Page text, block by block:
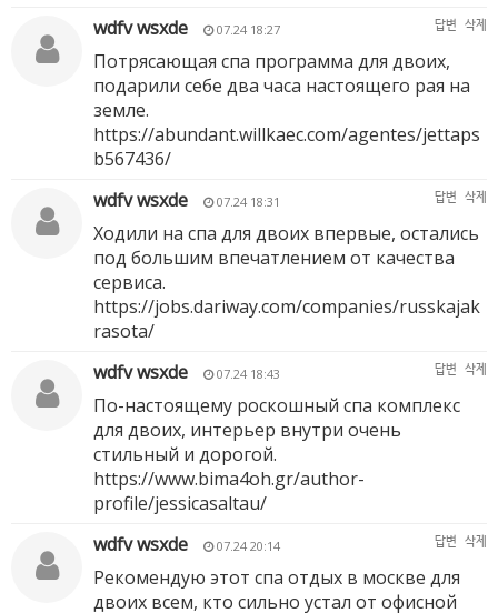
wdfv wsxde
07.24 18:27 답변 삭제
Потрясающая спа программа для двоих,
подарили себе два часа настоящего рая на
земле.
https://abundant.willkaec.com/agentes/jettaps
b567436/
wdfv wsxde
07.24 18:31 답변 삭제
Ходили на спа для двоих впервые, остались
под большим впечатлением от качества
сервиса.
https://jobs.dariway.com/companies/russkajak
rasota/
wdfv wsxde
07.24 18:43 답변 삭제
По-настоящему роскошный спа комплекс
для двоих, интерьер внутри очень
стильный и дорогой.
https://www.bima4oh.gr/author-
profile/jessicasaltau/
wdfv wsxde
07.24 20:14 답변 삭제
Рекомендую этот спа отдых в москве для
двоих всем, кто сильно устал от офисной